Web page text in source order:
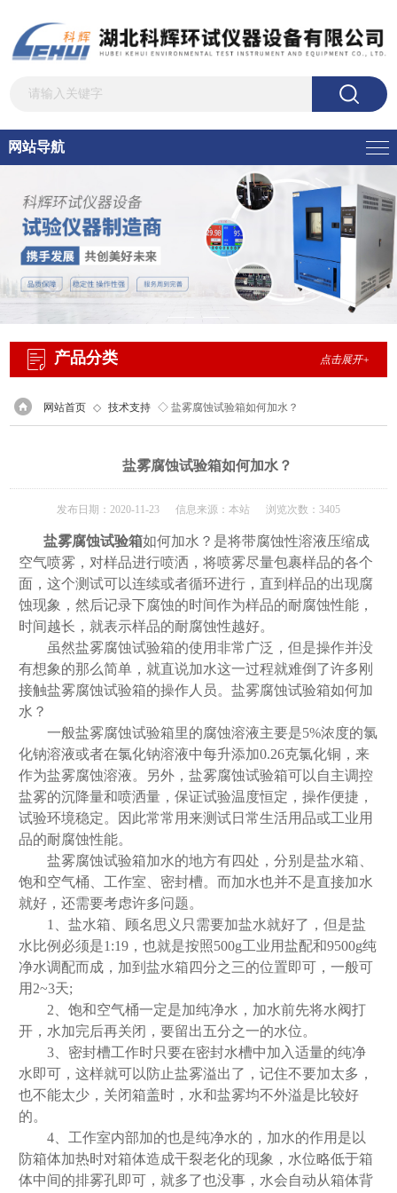
网站导航
产品分类 点击展开+
网站首页 ◇ 技术支持 ◇ 盐雾腐蚀试验箱如何加水？
盐雾腐蚀试验箱如何加水？
发布日期：2020-11-23 信息来源：本站 浏览次数：3405
盐雾腐蚀试验箱如何加水？是将带腐蚀性溶液压缩成
空气喷雾，对样品进行喷洒，将喷雾尽量包裹样品的各个
面，这个测试可以连续或者循环进行，直到样品的出现腐
蚀现象，然后记录下腐蚀的时间作为样品的耐腐蚀性能，
时间越长，就表示样品的耐腐蚀性越好。
虽然盐雾腐蚀试验箱的使用非常广泛，但是操作并没
有想象的那么简单，就直说加水这一过程就难倒了许多刚
接触盐雾腐蚀试验箱的操作人员。盐雾腐蚀试验箱如何加
水？
一般盐雾腐蚀试验箱里的腐蚀溶液主要是5%浓度的氯
化钠溶液或者在氯化钠溶液中每升添加0.26克氯化铜，来
作为盐雾腐蚀溶液。另外，盐雾腐蚀试验箱可以自主调控
盐雾的沉降量和喷洒量，保证试验温度恒定，操作便捷，
试验环境稳定。因此常常用来测试日常生活用品或工业用
品的耐腐蚀性能。
盐雾腐蚀试验箱加水的地方有四处，分别是盐水箱、
饱和空气桶、工作室、密封槽。而加水也并不是直接加水
就好，还需要考虑许多问题。
1、盐水箱、顾名思义只需要加盐水就好了，但是盐
水比例必须是1:19，也就是按照500g工业用盐配和9500g纯
净水调配而成，加到盐水箱四分之三的位置即可，一般可
用2~3天;
2、饱和空气桶一定是加纯净水，加水前先将水阀打
开，水加完后再关闭，要留出五分之一的水位。
3、密封槽工作时只要在密封水槽中加入适量的纯净
水即可，这样就可以防止盐雾溢出了，记住不要加太多，
也不能太少，关闭箱盖时，水和盐雾均不外溢是比较好
的。
4、工作室内部加的也是纯净水的，加水的作用是以
防箱体加热时对箱体造成干裂老化的现象，水位略低于箱
体中间的排雾孔即可，就多了也没事，水会自动从箱体背